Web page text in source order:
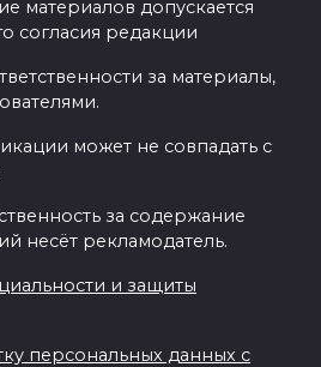
материалов допускается
согласия редакции
за материалы,
может не совпадать с
за содержание
несёт рекламодатель.
и защиты
персональных данных с